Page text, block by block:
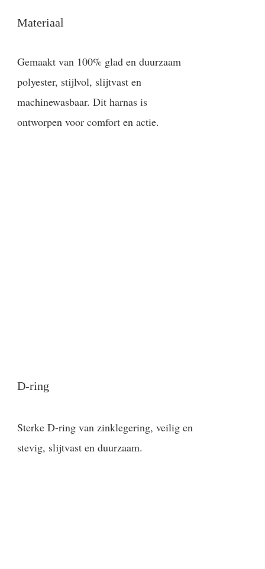
Materiaal
Gemaakt van 100% glad en duurzaam
polyester, stijlvol, slijtvast en
machinewasbaar. Dit harnas is
ontworpen voor comfort en actie.
D-ring
Sterke D-ring van zinklegering, veilig en
stevig, slijtvast en duurzaam.